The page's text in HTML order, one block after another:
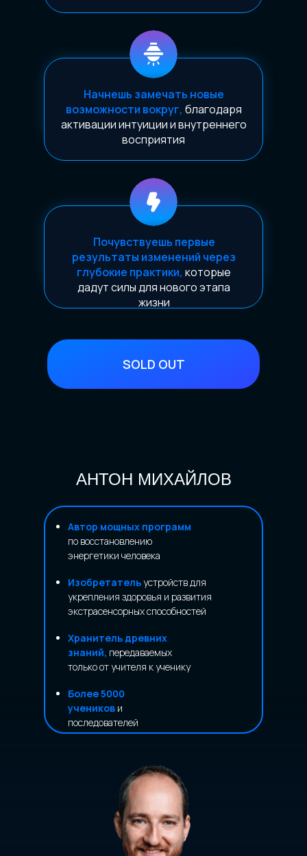
SOLD OUT
Начнешь замечать новые
возможности вокруг, благодаря
активации интуиции и внутреннего
восприятия
Почувствуешь первые
результаты изменений через
глубокие практики, которые
дадут силы для нового этапа
жизни
Более 5000
учеников и
последователей
Автор мощных программ
по восстановлению
энергетики человека
Изобретательустройств для
укрепления здоровья и развития
экстрасенсорных способностей
Хранитель древних
знаний, передаваемых
только от учителя к ученику
АНТОН МИХАЙЛОВ